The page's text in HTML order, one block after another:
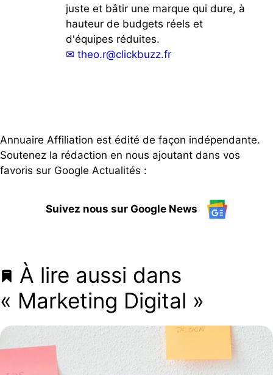
juste et bâtir une marque qui dure, à
hauteur de budgets réels et
d'équipes réduites.
✉ theo.r@clickbuzz.fr
Annuaire Affiliation est édité de façon indépendante.
Soutenez la rédaction en nous ajoutant dans vos
favoris sur Google Actualités :
Suivez nous sur Google News
À lire aussi dans
« Marketing Digital »